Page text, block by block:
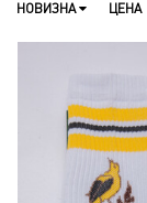
НОВИЗНА ЦЕНА